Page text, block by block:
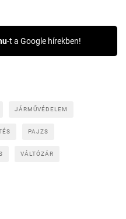
-t a Google hírekben!
JÁRMŰVÉDELEM
PAJZS
VÁLTÓZÁR